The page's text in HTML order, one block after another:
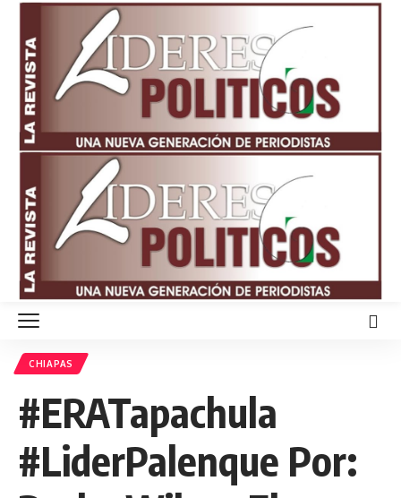
CHIAPAS
#ERATapachula
#LiderPalenque Por: